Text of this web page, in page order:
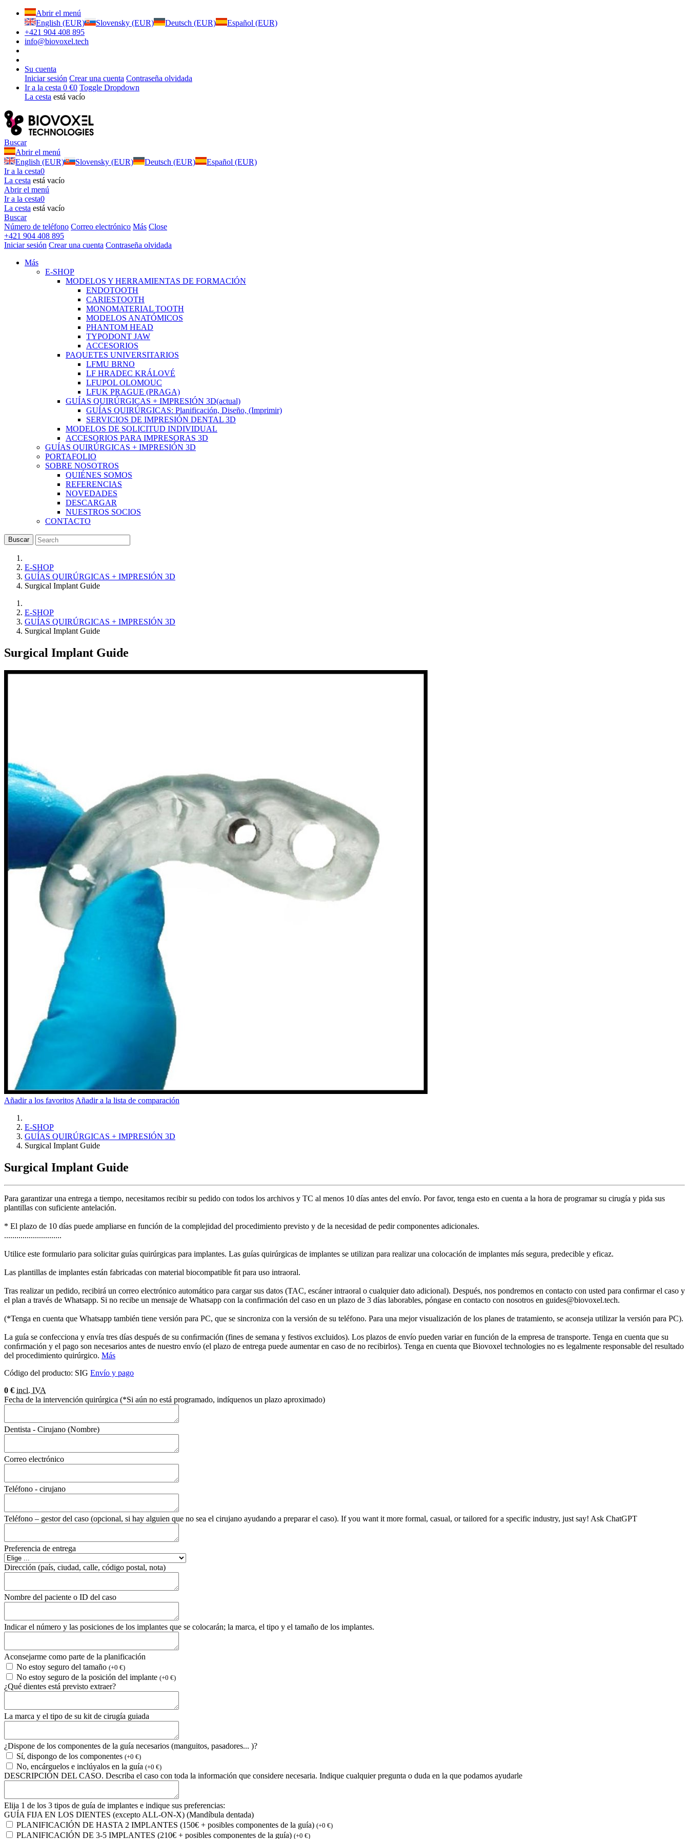
Abrir el menú
English (EUR)
Slovensky (EUR) Deutsch (EUR)
Español (EUR)
+421 904 408 895
info@biovoxel.tech
Su cuenta
Iniciar sesión Crear una cuenta Contraseña olvidada
Ir a la cesta 0 €0 Toggle Dropdown
La cesta está vacío
Buscar
Abrir el menú
English (EUR)
Slovensky (EUR) Deutsch (EUR)
Español (EUR)
Ir a la cesta0
La cesta está vacío
Abrir el menú
Ir a la cesta0
La cesta está vacío
Buscar
Número de teléfono Correo electrónico Más Close
+421 904 408 895
Iniciar sesión Crear una cuenta Contraseña olvidada
Más
E-SHOP
MODELOS Y HERRAMIENTAS DE FORMACIÓN
ENDOTOOTH
CARIESTOOTH
MONOMATERIAL TOOTH
MODELOS ANATÓMICOS
PHANTOM HEAD
TYPODONT JAW
ACCESORIOS
PAQUETES UNIVERSITARIOS
LFMU BRNO
LF HRADEC KRÁLOVÉ
LFUPOL OLOMOUC
LFUK PRAGUE (PRAGA)
GUÍAS QUIRÚRGICAS + IMPRESIÓN 3D(actual)
GUÍAS QUIRÚRGICAS: Planificación, Diseño, (Imprimir)
SERVICIOS DE IMPRESIÓN DENTAL 3D
MODELOS DE SOLICITUD INDIVIDUAL
ACCESORIOS PARA IMPRESORAS 3D
GUÍAS QUIRÚRGICAS + IMPRESIÓN 3D
PORTAFOLIO
SOBRE NOSOTROS
QUIÉNES SOMOS
REFERENCIAS
NOVEDADES
DESCARGAR
NUESTROS SOCIOS
CONTACTO
Buscar
E-SHOP
GUÍAS QUIRÚRGICAS + IMPRESIÓN 3D
Surgical Implant Guide
E-SHOP
GUÍAS QUIRÚRGICAS + IMPRESIÓN 3D
Surgical Implant Guide
Surgical Implant Guide
Añadir a los favoritos Añadir a la lista de comparación
E-SHOP
GUÍAS QUIRÚRGICAS + IMPRESIÓN 3D
Surgical Implant Guide
Surgical Implant Guide
Para garantizar una entrega a tiempo, necesitamos recibir su pedido con todos los archivos y TC al menos 10 días antes del envío. Por favor, tenga esto en cuenta a la hora de programar su cirugía y pida sus
plantillas con suficiente antelación.
* El plazo de 10 días puede ampliarse en función de la complejidad del procedimiento previsto y de la necesidad de pedir componentes adicionales.
............................
Utilice este formulario para solicitar guías quirúrgicas para implantes. Las guías quirúrgicas de implantes se utilizan para realizar una colocación de implantes más segura, predecible y eficaz.
Las plantillas de implantes están fabricadas con material biocompatible ﬁt para uso intraoral.
Tras realizar un pedido, recibirá un correo electrónico automático para cargar sus datos (TAC, escáner intraoral o cualquier dato adicional). Después, nos pondremos en contacto con usted para conﬁrmar el caso y
el plan a través de Whatsapp. Si no recibe un mensaje de Whatsapp con la confirmación del caso en un plazo de 3 días laborables, póngase en contacto con nosotros en guides@biovoxel.tech.
(*Tenga en cuenta que Whatsapp también tiene versión para PC, que se sincroniza con la versión de su teléfono. Para una mejor visualización de los planes de tratamiento, se aconseja utilizar la versión para PC).
La guía se confecciona y envía tres días después de su conﬁrmación (fines de semana y festivos excluidos). Los plazos de envío pueden variar en función de la empresa de transporte. Tenga en cuenta que su
conﬁrmación y el pago son necesarios antes de nuestro envío (el plazo de entrega puede aumentar en caso de no recibirlos). Tenga en cuenta que Biovoxel technologies no es legalmente responsable del resultado
del procedimiento quirúrgico. Más
Código del producto: SIG Envío y pago
0 € incl. IVA
Fecha de la intervención quirúrgica (*Si aún no está programado, indíquenos un plazo aproximado)
Dentista - Cirujano (Nombre)
Correo electrónico
Teléfono - cirujano
Teléfono – gestor del caso (opcional, si hay alguien que no sea el cirujano ayudando a preparar el caso). If you want it more formal, casual, or tailored for a specific industry, just say! Ask ChatGPT
Preferencia de entrega
Dirección (país, ciudad, calle, código postal, nota)
Nombre del paciente o ID del caso
Indicar el número y las posiciones de los implantes que se colocarán; la marca, el tipo y el tamaño de los implantes.
Aconsejarme como parte de la planificación
No estoy seguro del tamaño (+0 €)
No estoy seguro de la posición del implante (+0 €)
¿Qué dientes está previsto extraer?
La marca y el tipo de su kit de cirugía guiada
¿Dispone de los componentes de la guía necesarios (manguitos, pasadores... )?
Sí, dispongo de los componentes (+0 €)
No, encárguelos e inclúyalos en la guía (+0 €)
DESCRIPCIÓN DEL CASO. Describa el caso con toda la información que considere necesaria. Indique cualquier pregunta o duda en la que podamos ayudarle
Elija 1 de los 3 tipos de guía de implantes e indique sus preferencias:
GUÍA FIJA EN LOS DIENTES (excepto ALL-ON-X) (Mandíbula dentada)
PLANIFICACIÓN DE HASTA 2 IMPLANTES (150€ + posibles componentes de la guía) (+0 €)
PLANIFICACIÓN DE 3-5 IMPLANTES (210€ + posibles componentes de la guía) (+0 €)